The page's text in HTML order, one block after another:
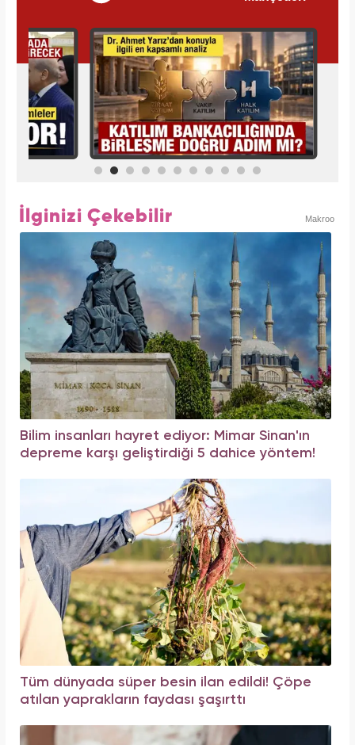
İlginizi Çekebilir Makroo
Bilim insanları hayret ediyor: Mimar Sinan'ın
depreme karşı geliştirdiği 5 dahice yöntem!
Tüm dünyada süper besin ilan edildi! Çöpe
atılan yaprakların faydası şaşırttı